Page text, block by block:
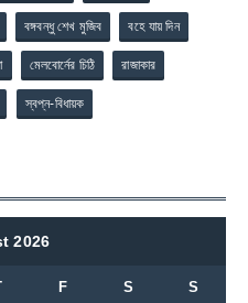
বঙ্গবন্ধু শেখ মুজিব বহে যায় দিন
মেলবোর্নের চিঠি রাজাকার
স্বপ্ন-বিধায়ক
2026
F S S